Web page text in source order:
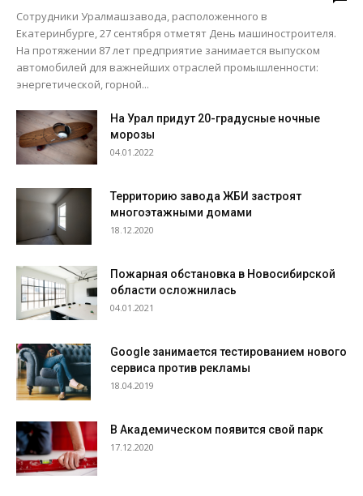
Сотрудники Уралмашзавода, расположенного в
Екатеринбурге, 27 сентября отметят День машиностроителя.
На протяжении 87 лет предприятие занимается выпуском
автомобилей для важнейших отраслей промышленности:
энергетической, горной...
На Урал придут 20-градусные ночные
морозы
04.01.2022
Территорию завода ЖБИ застроят
многоэтажными домами
18.12.2020
Пожарная обстановка в Новосибирской
области осложнилась
04.01.2021
Google занимается тестированием нового
сервиса против рекламы
18.04.2019
В Академическом появится свой парк
17.12.2020